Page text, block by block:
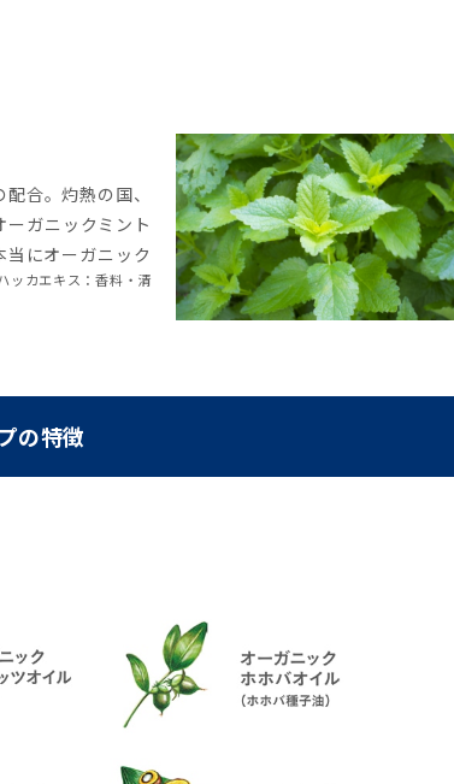
合。灼熱の国、
ガニックミント
にオーガニック
カエキス：香料・清
の特徴